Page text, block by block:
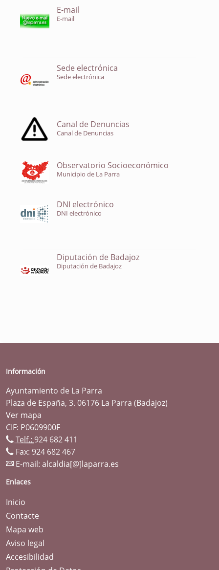
E-mail
E-mail
Sede electrónica
Sede electrónica
Canal de Denuncias
Canal de Denuncias
Observatorio Socioeconómico
Municipio de La Parra
DNI electrónico
DNI electrónico
Diputación de Badajoz
Diputación de Badajoz
Información
Ayuntamiento de La Parra
Plaza de España, 3. 06176 La Parra (Badajoz)
Ver mapa
CIF: P0609900F
Telf.: 924 682 411
Fax: 924 682 467
E-mail: alcaldia[@]laparra.es
Enlaces
Inicio
Contacte
Mapa web
Aviso legal
Accesibilidad